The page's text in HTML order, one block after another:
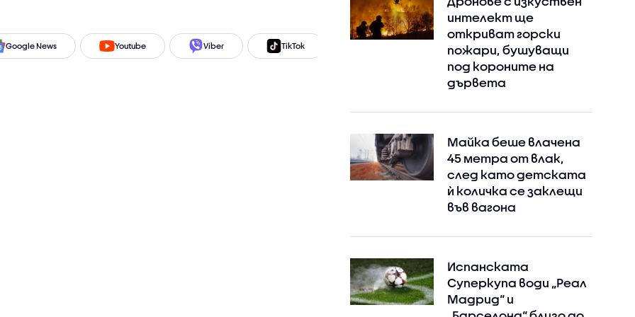
Google News Youtube Viber TikTok Facebook
интелект ще
откриват горски
пожари, бушуващи
под короните на
дървета
Майка беше влачена
45 метра от влак,
след като детската
ѝ количка се заклещи
във вагона
Испанската
Суперкупа води „Реал
Мадрид“ и